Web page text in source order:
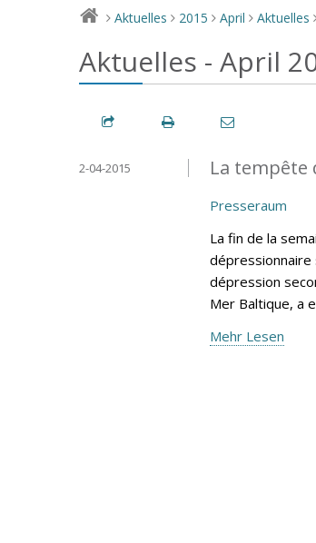
> Aktuelles > 2015 > April > Aktuelles
Aktuelles - April
La tempête
2-04-2015
Presseraum
La fin de la
dépressionnaire
dépression
Mer Baltique, a
Mehr Lesen